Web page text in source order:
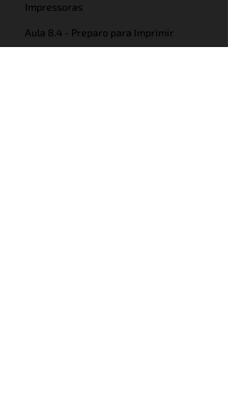
Impressoras
Aula 8.4 - Preparo para Imprimir